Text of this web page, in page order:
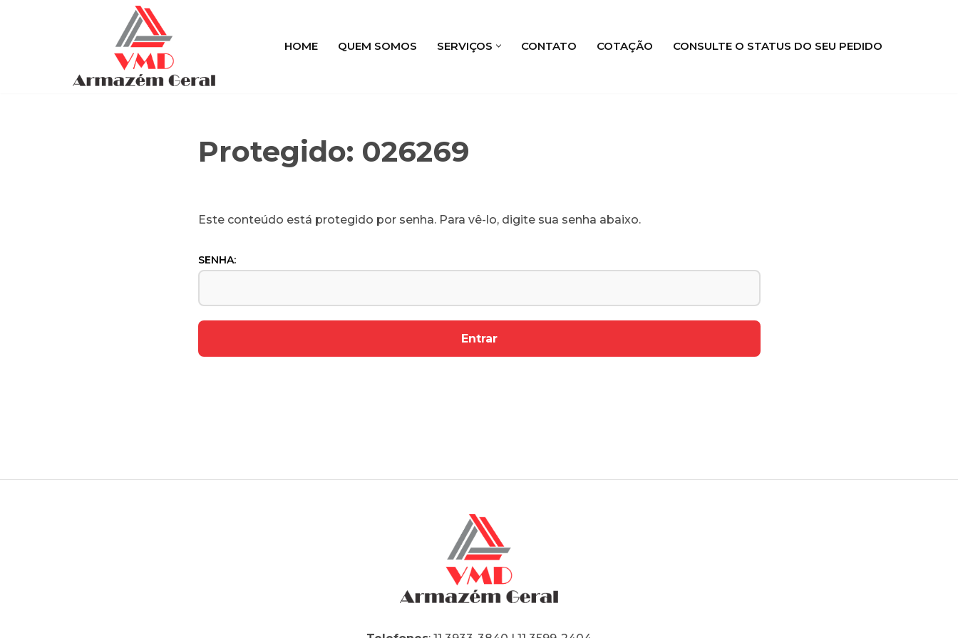
HOME QUEM SOMOS SERVIÇOS CONTATO COTAÇÃO CONSULTE O STATUS DO SEU PEDIDO
Protegido: 026269
Este conteúdo está protegido por senha. Para vê-lo, digite sua senha abaixo.
SENHA: